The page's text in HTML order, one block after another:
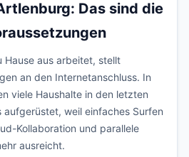
Das sind die
Hause aus arbeitet, stellt
an den Internetanschluss. In
viele Haushalte in den letzten
aufgerüstet, weil einfaches Surfen
Kollaboration und parallele
ausreicht.